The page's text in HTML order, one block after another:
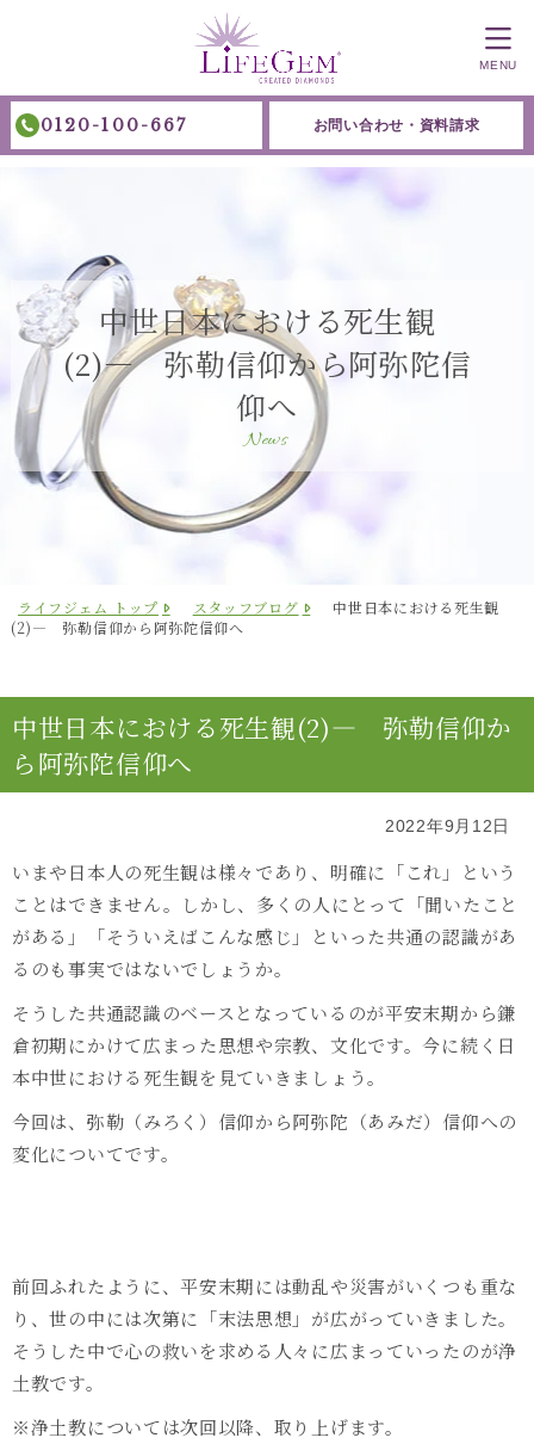
0120-100-667 お問い合わせ・資料請求
MENU
中世日本における死生観
(2)― 弥勒信仰から阿弥陀信
仰へ
News
ライフジェム トップ スタッフブログ
中世日本における死生観
(2)― 弥勒信仰から阿弥陀信仰へ
中世日本における死生観(2)― 弥勒信仰か
ら阿弥陀信仰へ
2022年9月12日
いまや日本人の死生観は様々であり、明確に「これ」という
ことはできません。しかし、多くの人にとって「聞いたこと
がある」「そういえばこんな感じ」といった共通の認識があ
るのも事実ではないでしょうか。
そうした共通認識のベースとなっているのが平安末期から鎌
倉初期にかけて広まった思想や宗教、文化です。今に続く日
本中世における死生観を見ていきましょう。
今回は、弥勒（みろく）信仰から阿弥陀（あみだ）信仰への
変化についてです。
前回ふれたように、平安末期には動乱や災害がいくつも重な
り、世の中には次第に「末法思想」が広がっていきました。
そうした中で心の救いを求める人々に広まっていったのが浄
土教です。
※浄土教については次回以降、取り上げます。